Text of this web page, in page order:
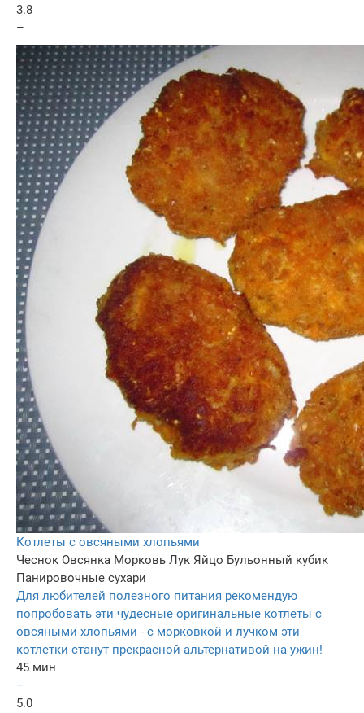
3.8
–
Котлеты с овсяными хлопьями
Чеснок Овсянка Морковь Лук Яйцо Бульонный кубик
Панировочные сухари
Для любителей полезного питания рекомендую
попробовать эти чудесные оригинальные котлеты с
овсяными хлопьями - с морковкой и лучком эти
котлетки станут прекрасной альтернативой на ужин!
45 мин
–
5.0